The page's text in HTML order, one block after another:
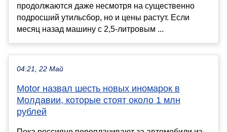
продолжаются даже несмотря на существенно
подросший утильсбор, но и цены растут. Если
месяц назад машину с 2,5-литровым ...
04:21, 22 Май
Motor назвал шесть новых иномарок в
Молдавии, которые стоят около 1 млн
рублей